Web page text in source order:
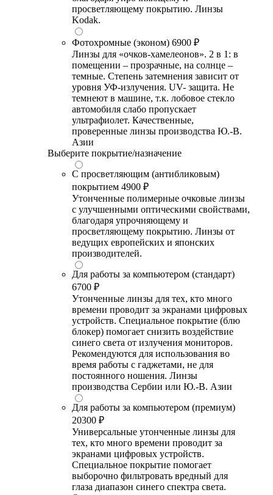
просветляющему покрытию. Линзы
Kodak.
Фотохромные (эконом) 6900 ₽
Линзы для «очков-хамелеонов». 2 в 1: в
помещении – прозрачные, на солнце –
темные. Степень затемнения зависит от
уровня УФ-излучения. UV- защита. Не
темнеют в машине, т.к. лобовое стекло
автомобиля слабо пропускает
ультрафиолет. Качественные,
проверенные линзы производства Ю.-В.
Азии
Выберите покрытие/назначение
С просветляющим (антибликовым)
покрытием 4900 ₽
Утонченные полимерные очковые линзы
с улучшенными оптическими свойствами,
благодаря упрочняющему и
просветляющему покрытию. Линзы от
ведущих европейских и японских
производителей.
Для работы за компьютером (стандарт)
6700 ₽
Утонченные линзы для тех, кто много
времени проводит за экранами цифровых
устройств. Специальное покрытие (блю
блокер) помогает снизить воздействие
синего света от излучения мониторов.
Рекомендуются для использования во
время работы с гаджетами, не для
постоянного ношения. Линзы
производства Сербии или Ю.-В. Азии
Для работы за компьютером (премиум)
20300 ₽
Универсальные утонченные линзы для
тех, кто много времени проводит за
экранами цифровых устройств.
Специальное покрытие помогает
выборочно фильтровать вредный для
глаза диапазон синего спектра света.